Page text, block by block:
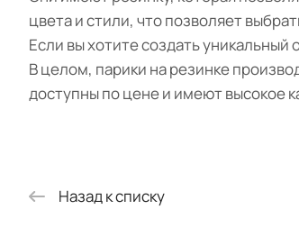
цвета и стили, что позволяет
Если вы хотите создать
В целом, парики на резинке
доступны по цене и имеют высокое
Назад к списку